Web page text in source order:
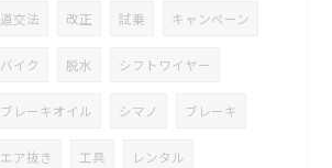
道交法 改正 試乗 キャンペーン
バイク 脱水 シフトワイヤー
ブレーキオイル シマノ ブレーキ
エア抜き 工具 レンタル